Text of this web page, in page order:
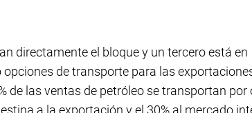
directamente el bloque y un tercero está en
de transporte para las
de las ventas de petróleo se transportan por
a la exportación y el 30% al mercado